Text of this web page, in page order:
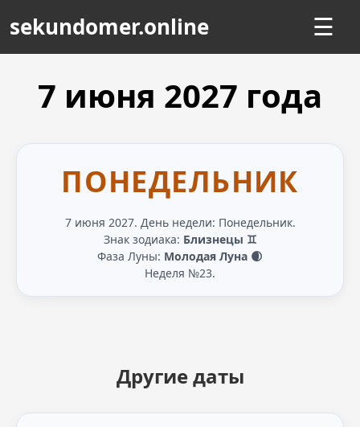
sekundomer.online ☰
7 июня 2027 года
ПОНЕДЕЛЬНИК
7 июня 2027. День недели: Понедельник.
Знак зодиака: Близнецы ♊
Фаза Луны: Молодая Луна 🌒
Неделя №23.
Другие даты